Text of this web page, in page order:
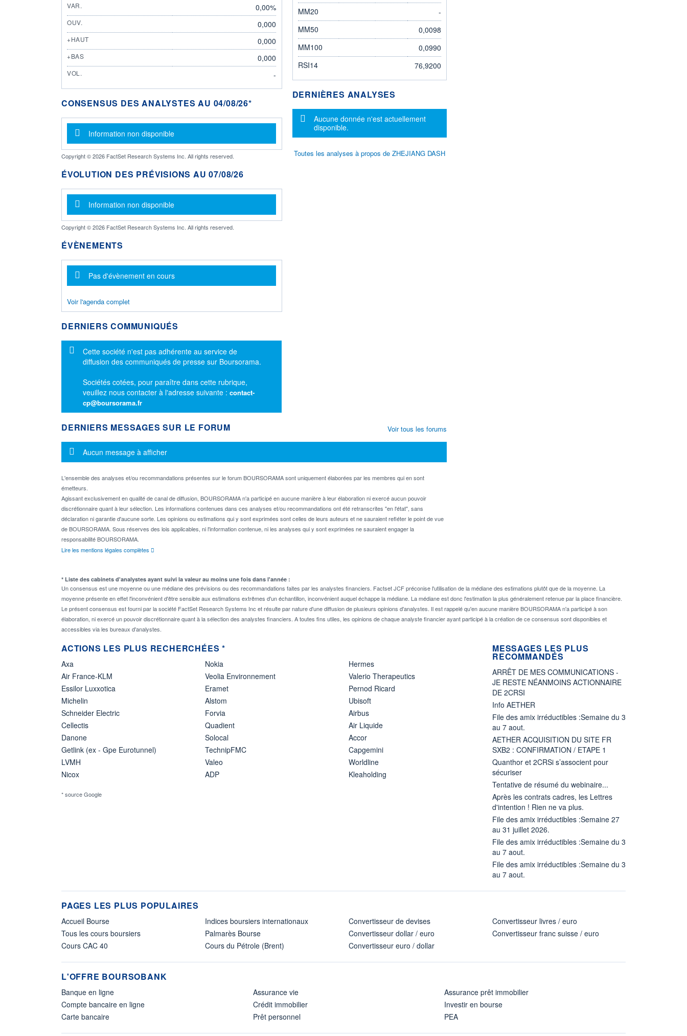
VAR. 0,00%
OUV. 0,000
+HAUT 0,000
+BAS 0,000
VOL. -
CONSENSUS DES ANALYSTES AU 04/08/26*
Message d'information
Information non disponible
Copyright © 2026 FactSet Research Systems Inc. All rights reserved.
ÉVOLUTION DES PRÉVISIONS AU 07/08/26
Message d'information
Information non disponible
Copyright © 2026 FactSet Research Systems Inc. All rights reserved.
ÉVÈNEMENTS
Message d'information
Pas d'évènement en cours
Voir l'agenda complet
DERNIERS COMMUNIQUÉS
Message d'information
Cette société n'est pas adhérente au service de
diffusion des communiqués de presse sur Boursorama.
Sociétés cotées, pour paraître dans cette rubrique,
veuillez nous contacter à l'adresse suivante : contact-
cp@boursorama.fr
MM20
-
MM50
0,0098
MM100
0,0990
RSI14
76,9200
DERNIÈRES ANALYSES
Message d'information
Aucune donnée n'est actuellement
disponible.
Toutes les analyses à propos de ZHEJIANG DASH
DERNIERS MESSAGES SUR LE FORUM
Message d'information
Aucun message à afficher
L'ensemble des analyses et/ou recommandations présentes sur le forum BOURSORAMA sont uniquement élaborées par les membres qui en sont
émetteurs.
Agissant exclusivement en qualité de canal de diffusion, BOURSORAMA n'a participé en aucune manière à leur élaboration ni exercé aucun pouvoir
discrétionnaire quant à leur sélection. Les informations contenues dans ces analyses et/ou recommandations ont été retranscrites "en l'état", sans
déclaration ni garantie d'aucune sorte. Les opinions ou estimations qui y sont exprimées sont celles de leurs auteurs et ne sauraient refléter le point de vue
de BOURSORAMA. Sous réserves des lois applicables, ni l'information contenue, ni les analyses qui y sont exprimées ne sauraient engager la
responsabilité BOURSORAMA.
Lire les mentions légales complètes
Voir tous les forums
* Liste des cabinets d'analystes ayant suivi la valeur au moins une fois dans l'année :
Un consensus est une moyenne ou une médiane des prévisions ou des recommandations faites par les analystes financiers. Factset JCF préconise l'utilisation de la médiane des estimations plutôt que de la moyenne. La
moyenne présente en effet l'inconvénient d'être sensible aux estimations extrêmes d'un échantillon, inconvénient auquel échappe la médiane. La médiane est donc l'estimation la plus généralement retenue par la place financière.
Le présent consensus est fourni par la société FactSet Research Systems Inc et résulte par nature d'une diffusion de plusieurs opinions d'analystes. Il est rappelé qu'en aucune manière BOURSORAMA n'a participé à son
élaboration, ni exercé un pouvoir discrétionnaire quant à la sélection des analystes financiers. A toutes fins utiles, les opinions de chaque analyste financier ayant participé à la création de ce consensus sont disponibles et
accessibles via les bureaux d'analystes.
ACTIONS LES PLUS RECHERCHÉES *
Axa
Air France-KLM
Essilor Luxxotica
Michelin
Schneider Electric
Cellectis
Danone
Getlink (ex - Gpe Eurotunnel)
LVMH
Nicox
Nokia
Veolia Environnement
Eramet
Alstom
Forvia
Quadient
Solocal
TechnipFMC
Valeo
ADP
Hermes
Valerio Therapeutics
Pernod Ricard
Ubisoft
Airbus
Air Liquide
Accor
Capgemini
Worldline
Kleaholding
* source Google
MESSAGES LES PLUS
RECOMMANDÉS
ARRÊT DE MES COMMUNICATIONS -
JE RESTE NÉANMOINS ACTIONNAIRE
DE 2CRSI
Info AETHER
File des amix irréductibles :Semaine du 3
au 7 aout.
AETHER ACQUISITION DU SITE FR
SXB2 : CONFIRMATION / ETAPE 1
Quanthor et 2CRSi s’associent pour
sécuriser
Tentative de résumé du webinaire...
Après les contrats cadres, les Lettres
d'intention ! Rien ne va plus.
File des amix irréductibles :Semaine 27
au 31 juillet 2026.
File des amix irréductibles :Semaine du 3
au 7 aout.
File des amix irréductibles :Semaine du 3
au 7 aout.
PAGES LES PLUS POPULAIRES
Accueil Bourse
Tous les cours boursiers
Cours CAC 40
Indices boursiers internationaux
Palmarès Bourse
Cours du Pétrole (Brent)
Convertisseur de devises
Convertisseur dollar / euro
Convertisseur euro / dollar
Convertisseur livres / euro
Convertisseur franc suisse / euro
L'OFFRE BOURSOBANK
Banque en ligne
Compte bancaire en ligne
Carte bancaire
Assurance vie
Crédit immobilier
Prêt personnel
Assurance prêt immobilier
Investir en bourse
PEA